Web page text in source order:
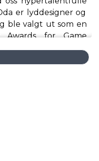
er lyddesigner og
ble valgt ut som en
Awards for Game
i San Francisco. Det
kvinnene som